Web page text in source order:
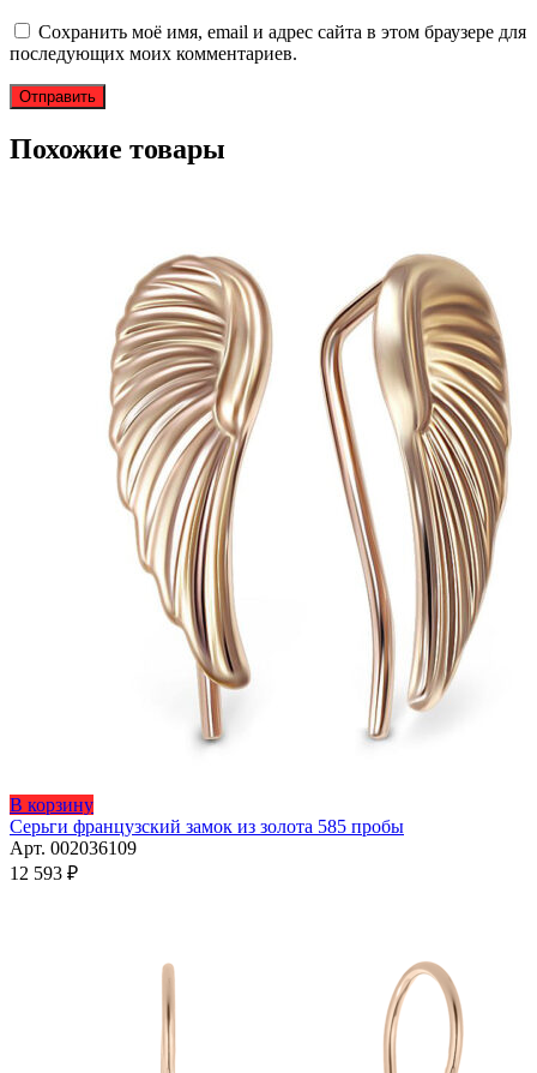
Сохранить моё имя, email и адрес сайта в этом браузере для
последующих моих комментариев.
Похожие товары
В корзину
Серьги французский замок из золота 585 пробы
Арт. 002036109
12 593 ₽